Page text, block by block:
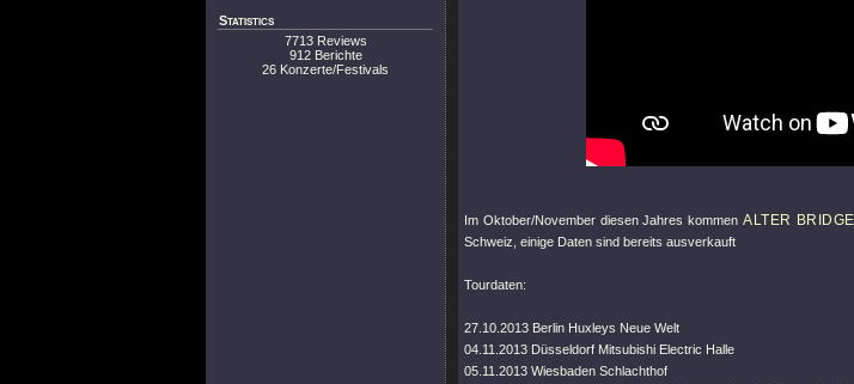
Statistics
7713 Reviews
912 Berichte
26 Konzerte/Festivals
Im Oktober/November diesen Jahres kommen ALTER BRIDGE
Schweiz, einige Daten sind bereits ausverkauft
Tourdaten:
27.10.2013 Berlin Huxleys Neue Welt
04.11.2013 Düsseldorf Mitsubishi Electric Halle
05.11.2013 Wiesbaden Schlachthof